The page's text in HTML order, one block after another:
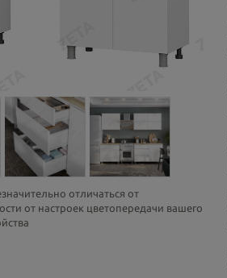
отличаться от
от настроек цветопередачи вашего